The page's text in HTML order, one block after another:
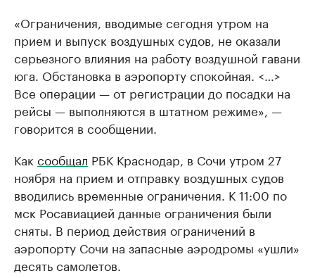
«Ограничения, вводимые сегодня утром на
прием и выпуск воздушных судов, не оказали
серьезного влияния на работу воздушной гавани
юга. Обстановка в аэропорту спокойная. <…>
Все операции — от регистрации до посадки на
рейсы — выполняются в штатном режиме», —
говорится в сообщении.
Как сообщал РБК Краснодар, в Сочи утром 27
ноября на прием и отправку воздушных судов
вводились временные ограничения. К 11:00 по
мск Росавиацией данные ограничения были
сняты. В период действия ограничений в
аэропорту Сочи на запасные аэродромы «ушли»
десять самолетов.